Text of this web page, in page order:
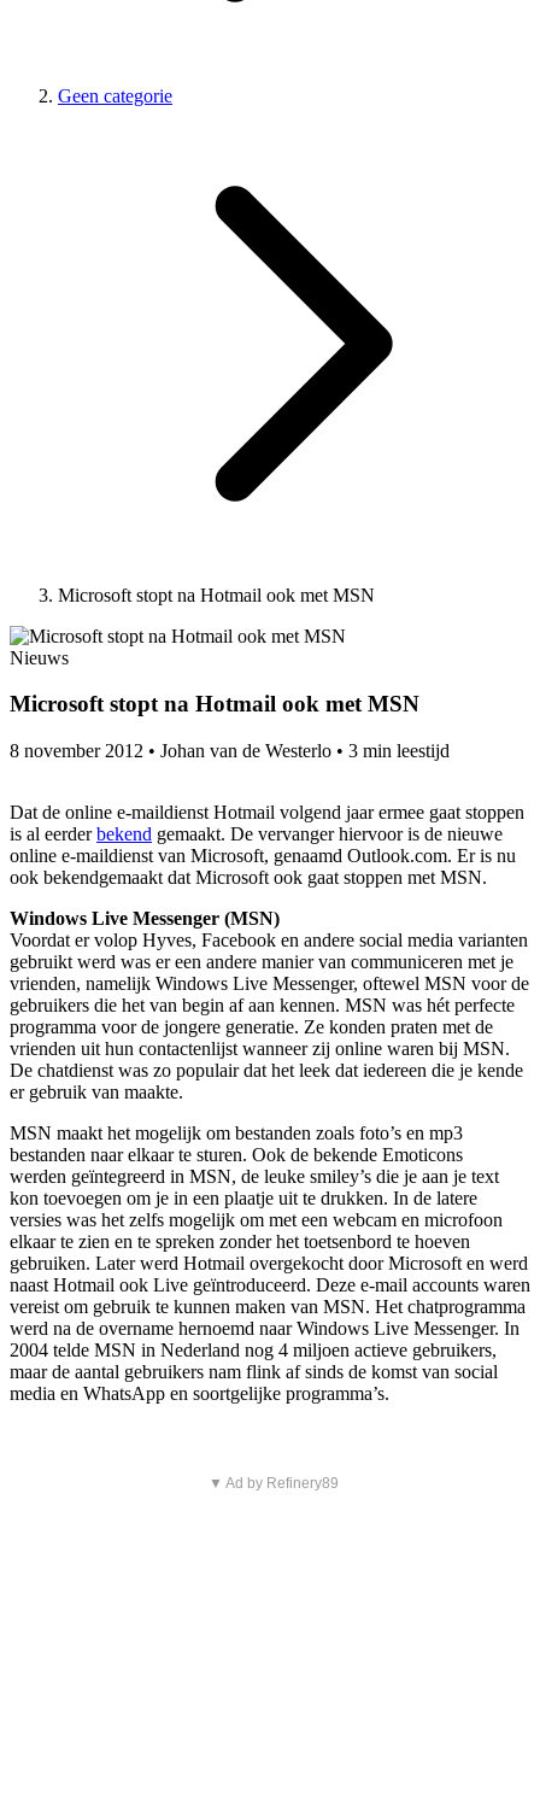
Geen categorie
Microsoft stopt na Hotmail ook met MSN
Nieuws
Microsoft stopt na Hotmail ook met MSN
8 november 2012 • Johan van de Westerlo • 3 min leestijd
Dat de online e-maildienst Hotmail volgend jaar ermee gaat stoppen
is al eerderbekend gemaakt. De vervanger hiervoor is de nieuwe
online e-maildienst van Microsoft, genaamd Outlook.com. Er is nu
ook bekendgemaakt dat Microsoft ook gaat stoppen met MSN.
Windows Live Messenger (MSN)
Voordat er volop Hyves, Facebook en andere social media varianten
gebruikt werd was er een andere manier van communiceren met je
vrienden, namelijk Windows Live Messenger, oftewel MSN voor de
gebruikers die het van begin af aan kennen. MSN was hét perfecte
programma voor de jongere generatie. Ze konden praten met de
vrienden uit hun contactenlijst wanneer zij online waren bij MSN.
De chatdienst was zo populair dat het leek dat iedereen die je kende
er gebruik van maakte.
MSN maakt het mogelijk om bestanden zoals foto’s en mp3
bestanden naar elkaar te sturen. Ook de bekende Emoticons
werden geïntegreerd in MSN, de leuke smiley’s die je aan je text
kon toevoegen om je in een plaatje uit te drukken. In de latere
versies was het zelfs mogelijk om met een webcam en microfoon
elkaar te zien en te spreken zonder het toetsenbord te hoeven
gebruiken. Later werd Hotmail overgekocht door Microsoft en werd
naast Hotmail ook Live geïntroduceerd. Deze e-mail accounts waren
vereist om gebruik te kunnen maken van MSN. Het chatprogramma
werd na de overname hernoemd naar Windows Live Messenger. In
2004 telde MSN in Nederland nog 4 miljoen actieve gebruikers,
maar de aantal gebruikers nam flink af sinds de komst van social
media en WhatsApp en soortgelijke programma’s.
▼ Ad by Refinery89